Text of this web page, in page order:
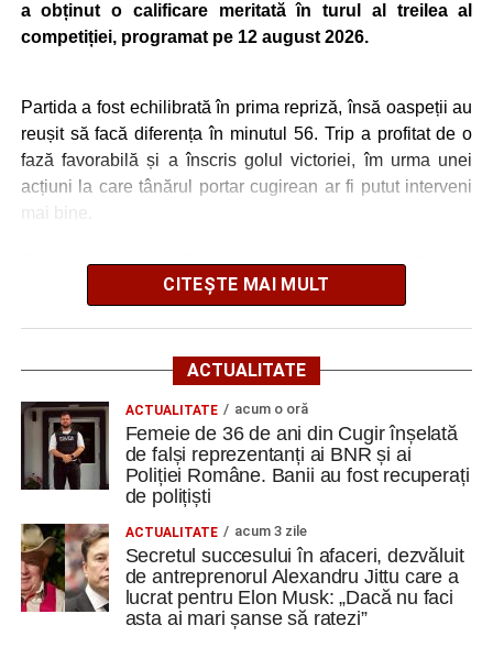
„Roș-albaștrii”, o nouă victorie în meciurile de
pregătire: Metalurgistul Cugir – FC Inter Sibiu 1-0
Facebook Messenger WhatsApp Twitter Email
a obținut o calificare meritată în turul al treilea al
competiției, programat pe 12 august 2026.
Partida a fost echilibrată în prima repriză, însă oaspeții au
reușit să facă diferența în minutul 56. Trip a profitat de o
fază favorabilă și a înscris golul victoriei, îm urma unei
acțiuni la care tânărul portar cugirean ar fi putut interveni
mai bine.
Pentru Metalurgistul Cugir, meciul a consemnat și debutul
a trei jucători: Bogdan Avram, venit de la Universitatea
În turul precedent al Cupei României, Metalurgistul Cugir
s-a calificat după un succes categoric, scor 10-0, pe
terenul formației din Șugag, în timp ce Jiul Petroșani a
trecut fără emoții de Hațeg, scor 4-0.
Cele două echipe se vor reîntâlni în această perioadă,
ultimul test înaintea debutului noului sezon competițional.
• Au evoluat formațiile:
CITEȘTE MAI MULT
ACTUALITATE
ACTUALITATE acum o oră
Femeie de 36 de ani din Cugir înșelată
de falși reprezentanți ai BNR și ai
Poliției Române. Banii au fost recuperați
de polițiști
ACTUALITATE acum 3 zile
Secretul succesului în afaceri, dezvăluit
de antreprenorul Alexandru Jittu care a
lucrat pentru Elon Musk: „Dacă nu faci
asta ai mari șanse să ratezi”